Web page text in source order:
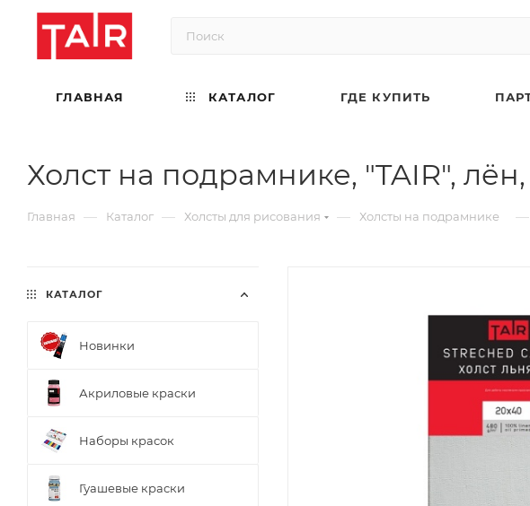
ГЛАВНАЯ КАТАЛОГ ГДЕ КУПИТЬ
Холст на подрамнике, "TAIR",
Главная — Каталог — Холсты для рисования — Холсты на подрамнике —
КАТАЛОГ
Новинки
Акриловые краски
Наборы красок
Гуашевые краски